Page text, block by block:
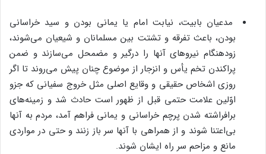
مدعیان بابیت، نیابت امام یا یمانی بودن و سید خراسانی
بودن، باعث تفرقه و تشتت بین مسلمانان و شیعیان می‌شوند،
زودهنگام نیروهای آنها را درگیر و مضمحل می‌سازند و ضمن
پراکندن تخم یأس و انزجار از موضوع چنان پیش می‌روند تا اگر
روزی اشخاص حقیقی و وقایع اصلی مثل خروج سفیانی که جزو
اوّلین علامت حتمی قبل از ظهور است حادث شد و زمینه‌های
برافراشته شدن پرچم خراسانی و یمانی فراهم آمد، مردم به آنها
بی‌اعتنا شوند و از همراهی با آنها سر باز زنند و حتی در مواردی
مانع و مزاحم سر راه ایشان شوند.